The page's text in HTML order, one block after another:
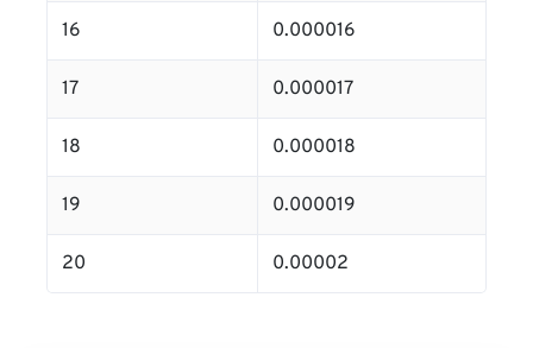
16 0.000016
17 0.000017
18 0.000018
19 0.000019
20 0.00002